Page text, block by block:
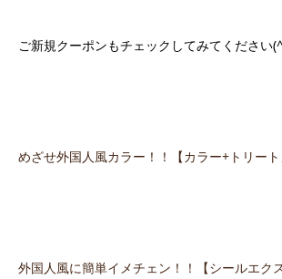
ご新規クーポンもチェックしてみてください
めざせ外国人風カラー！！【カラー+トリート
外国人風に簡単イメチェン！！【シールエク